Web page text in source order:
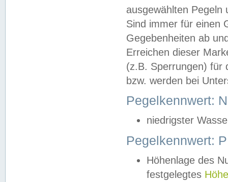
ausgewählten
Sind immer für einen
Gegebenheiten ab
Erreichen dieser
(z.B. Sperrungen) für
bzw. werden bei
Pegelkennwert:
niedrigster
Pegelkennwert:
Höhenlage des
festgelegtes